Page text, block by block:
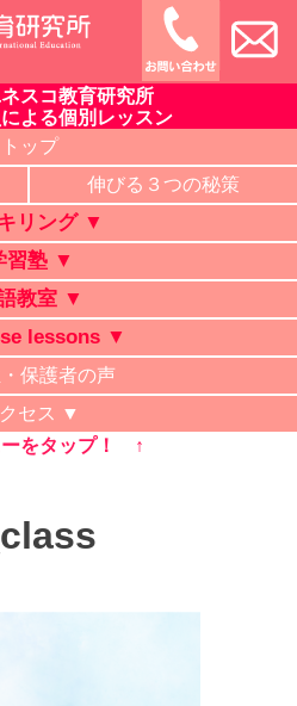
山鹿・菊池・合志・植木で大評判
教室・タイ語教室・リスキリング
に有利な英語を中心に「合格請負
スン。ビジネス英語、企業研修。
家庭教師も対応。
スコ教育研究所
よる個別レッスン
トップ
伸びる３つの秘策
リング ▼
習塾 ▼
教室 ▼
lessons ▼
保護者の声
セス ▼
をタップ！ ↑